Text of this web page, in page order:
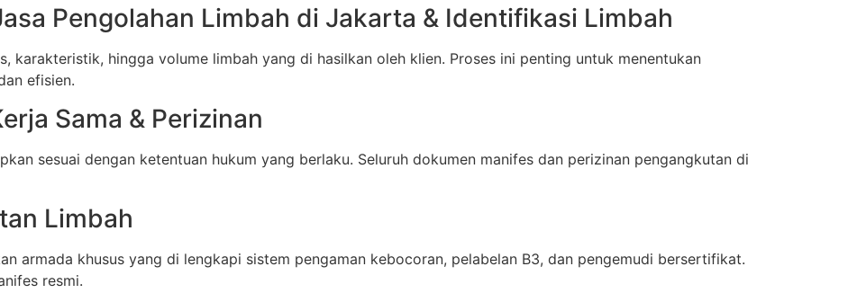
Pengolahan Limbah di Jakarta & Identifikasi Limbah
karakteristik, hingga volume limbah yang di hasilkan oleh klien. Proses ini penting untuk menentukan
efisien.
Sama & Perizinan
sesuai dengan ketentuan hukum yang berlaku. Seluruh dokumen manifes dan perizinan pengangkutan di
Limbah
armada khusus yang di lengkapi sistem pengaman kebocoran, pelabelan B3, dan pengemudi bersertifikat.
resmi.